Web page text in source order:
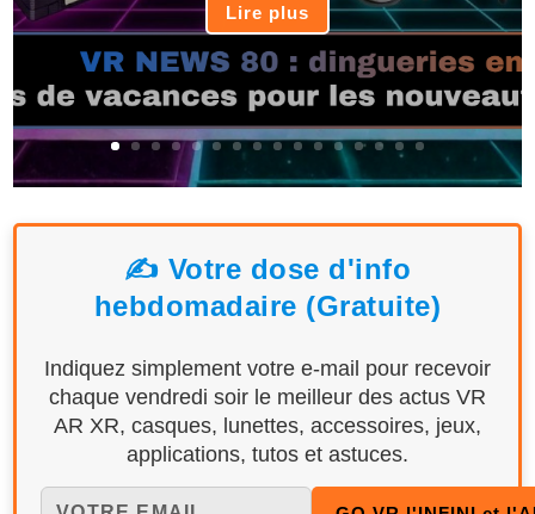
Lire plus
✍️ Votre dose d'info
hebdomadaire (Gratuite)
Indiquez simplement votre e-mail pour recevoir
chaque vendredi soir le meilleur des actus VR
AR XR, casques, lunettes, accessoires, jeux,
applications, tutos et astuces.